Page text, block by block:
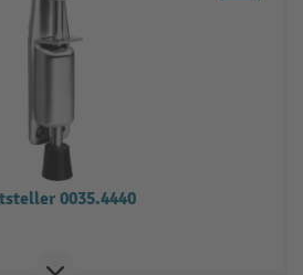
0035.4440